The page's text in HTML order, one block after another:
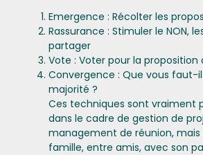
Emergence : Récolter les
Rassurance : Stimuler le NON,
partager
Vote : Voter pour la proposition
Convergence : Que vous faut-
majorité ?
Ces techniques sont vraiment
dans le cadre de gestion de
management de réunion,
famille, entre amis, avec son